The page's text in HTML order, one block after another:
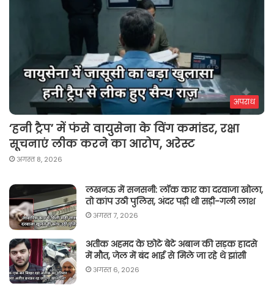
अपराध
‘हनी ट्रैप’ में फंसे वायुसेना के विंग कमांडर, रक्षा
सूचनाएं लीक करने का आरोप, अरेस्ट
अगस्त 8, 2026
लखनऊ में सनसनी: लॉक कार का दरवाजा खोला,
तो कांप उठी पुलिस, अंदर पड़ी थी सड़ी-गली लाश
अगस्त 7, 2026
अतीक अहमद के छोटे बेटे अबान की सड़क हादसे
में मौत, जेल में बंद भाई से मिले जा रहे थे झांसी
अगस्त 6, 2026